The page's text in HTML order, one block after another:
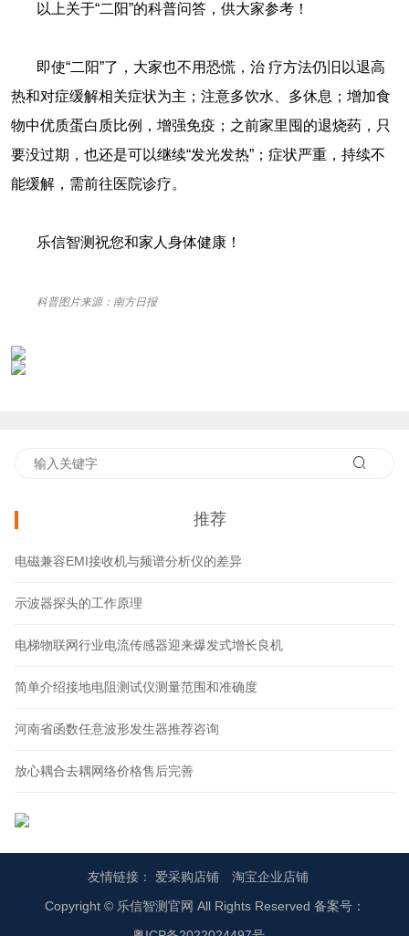
以上关于“二阳”的科普问答，供大家参考！
即使“二阳”了，大家也不用恐慌，治 疗方法仍旧以退高
热和对症缓解相关症状为主；注意多饮水、多休息；增加食
物中优质蛋白质比例，增强免疫；之前家里囤的退烧药，只
要没过期，也还是可以继续“发光发热”；症状严重，持续不
能缓解，需前往医院诊疗。
乐信智测祝您和家人身体健康！
科普图片来源：南方日报
推荐
电磁兼容EMI接收机与频谱分析仪的差异
示波器探头的工作原理
电梯物联网行业电流传感器迎来爆发式增长良机
简单介绍接地电阻测试仪测量范围和准确度
河南省函数任意波形发生器推荐咨询
放心耦合去耦网络价格售后完善
友情链接： 爱采购店铺
淘宝企业店铺
Copyright © 乐信智测官网 All Rights Reserved 备案号：